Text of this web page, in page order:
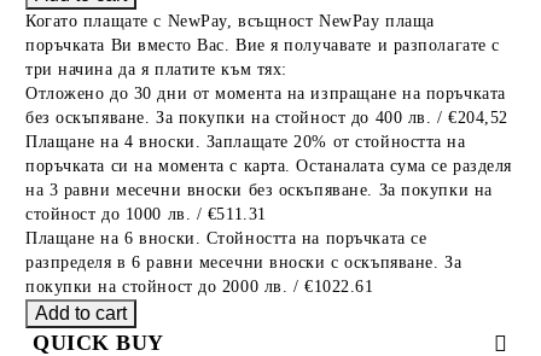
Когато плащате с NewPay, всъщност NewPay плаща
поръчката Ви вместо Вас. Вие я получавате и разполагате с
три начина да я платите към тях:
Отложено до 30 дни от момента на изпращане на поръчката
без оскъпяване. За покупки на стойност до 400 лв. / €204,52
Плащане на 4 вноски. Заплащате 20% от стойността на
поръчката си на момента с карта. Останалата сума се разделя
на 3 равни месечни вноски без оскъпяване. За покупки на
стойност до 1000 лв. / €511.31
Плащане на 6 вноски. Стойността на поръчката се
разпределя в 6 равни месечни вноски с оскъпяване. За
покупки на стойност до 2000 лв. / €1022.61
QUICK BUY